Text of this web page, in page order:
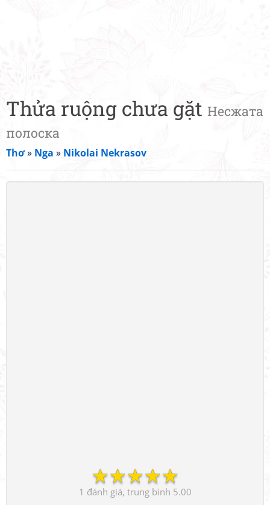
Thửa ruộng chưa gặt Несжата
полоска
Thơ» Nga » Nikolai Nekrasov
☆
☆
☆
☆
☆
1 5.00